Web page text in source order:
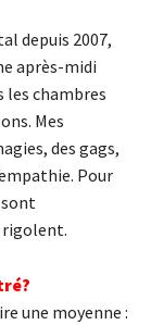
depuis 2007,
après-midi
les chambres
Mes
des gags,
Pour
sont
rigolent.
une moyenne :